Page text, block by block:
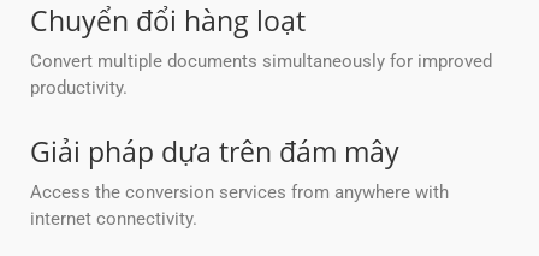
Chuyển đổi hàng loạt
Convert multiple documents simultaneously for improved
productivity.
Giải pháp dựa trên đám mây
Access the conversion services from anywhere with
internet connectivity.